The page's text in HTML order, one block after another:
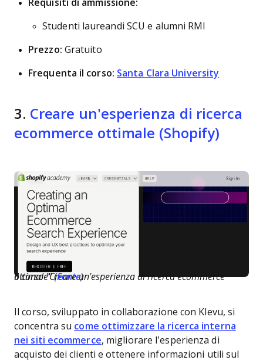
Requisiti di ammissione:
Studenti laureandi SCU e alumni RMI
Prezzo: Gratuito
Frequenta il corso: Santa Clara University
3. Creare un'esperienza di ricerca
ecommerce ottimale (Shopify)
Il corso "Creare un'esperienza di ricerca ecommerce ottimale" (Fonte)
Il corso, sviluppato in collaborazione con Klevu, si
concentra su come ottimizzare la ricerca interna
nei siti ecommerce, migliorare l’esperienza di
acquisto dei clienti e ottenere informazioni utili sul